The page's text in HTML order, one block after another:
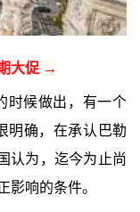
大促 →
时候做出，有一个
明确，在承认巴勒
认为，迄今为止尚
影响的条件。